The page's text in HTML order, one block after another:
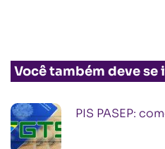
Você também deve se
PIS PASEP: